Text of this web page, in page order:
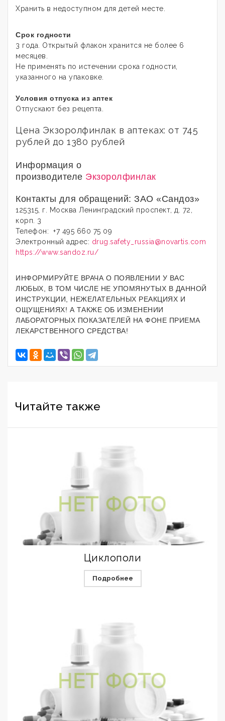
Хранить в недоступном для детей месте.
Срок годности
3 года. Открытый флакон хранится не более 6
месяцев.
Не применять по истечении срока годности,
указанного на упаковке.
Условия отпуска из аптек
Отпускают без рецепта.
Цена Экзоролфинлак в аптеках: от 745
рублей до 1380 рублей
Информация о
производителе Экзоролфинлак
Контакты для обращений: ЗАО «Сандоз»
125315, г. Москва Ленинградский проспект, д. 72,
корп. 3
Телефон: +7 495 660 75 09
Электронный адрес: drug.safety_russia@novartis.com
https://www.sandoz.ru/
ИНФОРМИРУЙТЕ ВРАЧА О ПОЯВЛЕНИИ У ВАС
ЛЮБЫХ, В ТОМ ЧИСЛЕ НЕ УПОМЯНУТЫХ В ДАННОЙ
ИНСТРУКЦИИ, НЕЖЕЛАТЕЛЬНЫХ РЕАКЦИЯХ И
ОЩУЩЕНИЯХ! А ТАКЖЕ ОБ ИЗМЕНЕНИИ
ЛАБОРАТОРНЫХ ПОКАЗАТЕЛЕЙ НА ФОНЕ ПРИЕМА
ЛЕКАРСТВЕННОГО СРЕДСТВА!
Читайте также
Циклополи
Подробнее